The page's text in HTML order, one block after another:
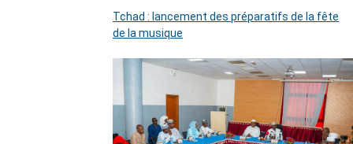
Tchad : lancement des préparatifs de la fête
de la musique